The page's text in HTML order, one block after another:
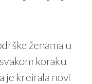
ženama u
koraku
je kreirala novi